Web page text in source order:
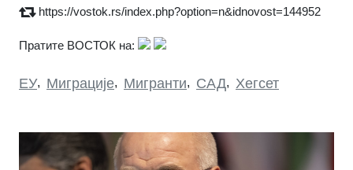
https://vostok.rs/index.php?option=n&idnovost=144952
Пратите ВОСТОК на:
ЕУ, Миграције, Мигранти, САД, Хегсет